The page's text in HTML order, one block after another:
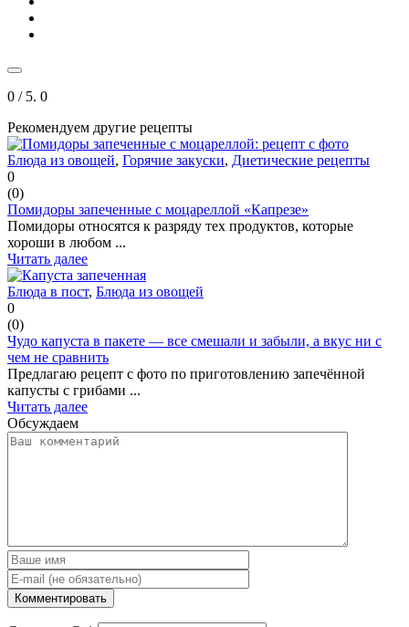
0 / 5. 0
Рекомендуем другие рецепты
Блюда из овощей, Горячие закуски, Диетические рецепты
0
(0)
Помидоры запеченные с моцареллой «Капрезе»
Помидоры относятся к разряду тех продуктов, которые
хороши в любом ...
Читать далее
Блюда в пост, Блюда из овощей
0
(0)
Чудо капуста в пакете — все смешали и забыли, а вкус ни с
чем не сравнить
Предлагаю рецепт с фото по приготовлению запечённой
капусты с грибами ...
Читать далее
Обсуждаем